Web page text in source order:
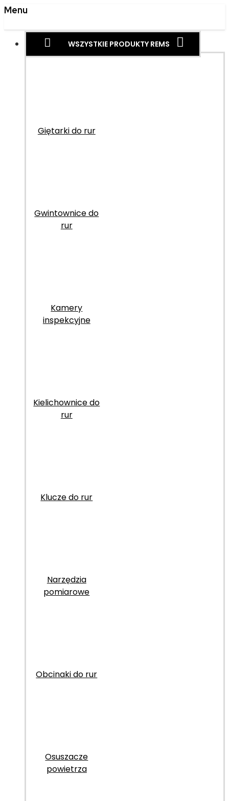
Menu
WSZYSTKIE PRODUKTY REMS
Giętarki do rur
Gwintownice do
rur
Kamery
inspekcyjne
Kielichownice do
rur
Klucze do rur
Narzędzia
pomiarowe
Obcinaki do rur
Osuszacze
powietrza